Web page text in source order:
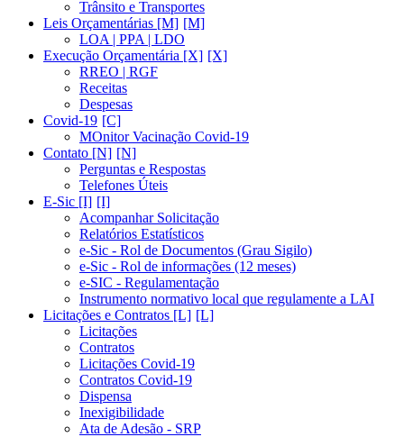
Trânsito e Transportes
Leis Orçamentárias [M]
LOA | PPA | LDO
Execução Orçamentária [X]
RREO | RGF
Receitas
Despesas
Covid-19
MOnitor Vacinação Covid-19
Contato [N]
Perguntas e Respostas
Telefones Úteis
E-Sic [I]
Acompanhar Solicitação
Relatórios Estatísticos
e-Sic - Rol de Documentos (Grau Sigilo)
e-Sic - Rol de informações (12 meses)
e-SIC - Regulamentação
Instrumento normativo local que regulamente a LAI
Licitações e Contratos [L]
Licitações
Contratos
Licitações Covid-19
Contratos Covid-19
Dispensa
Inexigibilidade
Ata de Adesão - SRP